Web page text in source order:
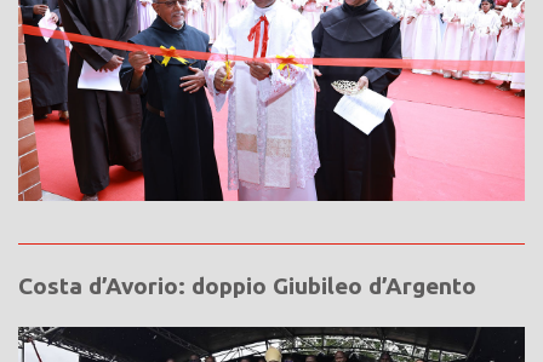
Costa d’Avorio: doppio Giubileo d’Argento